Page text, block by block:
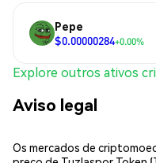
Pepe
$0.00000284+0.00%
Explore outros ativos
Aviso legal
Os mercados de